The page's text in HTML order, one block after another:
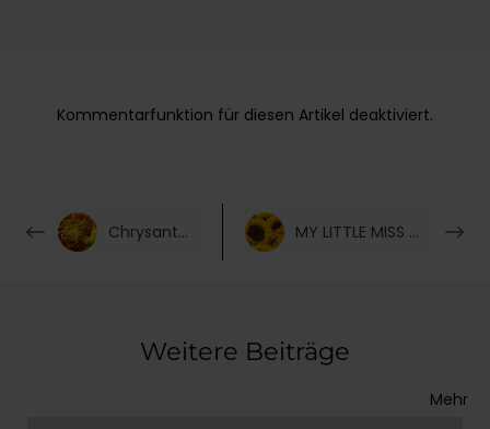
Kommentarfunktion für diesen Artikel deaktiviert.
Chrysanthemen MY LITTLE MISS SUNSHINE
Weitere Beiträge
Mehr